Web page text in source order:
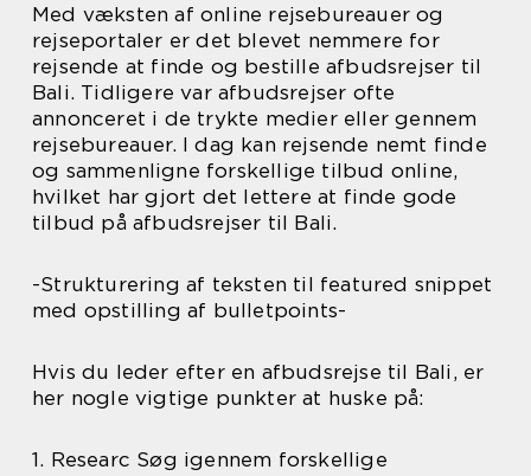
Med væksten af online rejsebureauer og
rejseportaler er det blevet nemmere for
rejsende at finde og bestille afbudsrejser til
Bali. Tidligere var afbudsrejser ofte
annonceret i de trykte medier eller gennem
rejsebureauer. I dag kan rejsende nemt finde
og sammenligne forskellige tilbud online,
hvilket har gjort det lettere at finde gode
tilbud på afbudsrejser til Bali.
-Strukturering af teksten til featured snippet
med opstilling af bulletpoints-
Hvis du leder efter en afbudsrejse til Bali, er
her nogle vigtige punkter at huske på:
1. Researc Søg igennem forskellige